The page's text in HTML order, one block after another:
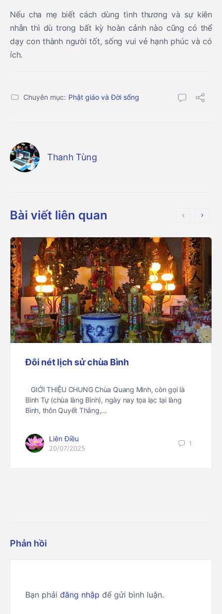
Nếu cha mẹ biết cách dùng tình thương và sự kiên
nhẫn thì dù trong bất kỳ hoàn cảnh nào cũng có thể
dạy con thành người tốt, sống vui vẻ hạnh phúc và có
ích.
Chuyên mục: Phật giáo và Đời sống
Thanh Tùng
Bài viết liên quan
Đôi nét lịch sử chùa Bình
GIỚI THIỆU CHUNG Chùa Quang Minh, còn gọi là
Bình Tự (chùa làng Bình), ngày nay tọa lạc tại làng
Bình, thôn Quyết Thắng,…
Liên Điều
20/07/2025
1
Phản hồi
Bạn phải đăng nhập để gửi bình luận.